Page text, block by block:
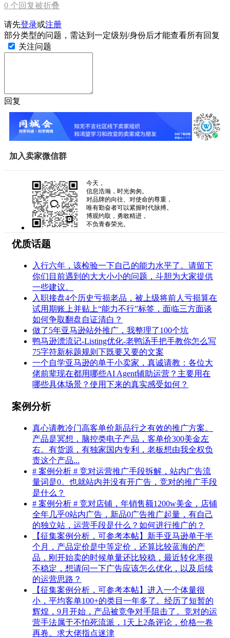
0 个回复被折叠
请先登录或注册
部分类型的问题，需达到一定级别/身份后才能查看所有回复
关注问题
回复
加入卖家微信群
今天，
信息浩瀚，时光匆匆。
对品牌的向往、对使命的尊重，
唯有勤奋者可以紧握时代脉搏。
博观约取，勇敢精进，
不负青春荣光。
优质话题
入行六年，该检验一下自己的能力水平了。请留下
你们目前遇到的大大小小的问题，斗胆为大家提供
一些建议。
入职接盘4个历史亏损老品，被上级将前人亏损算在
试用期账上并贴上“能力不行”标签，面临三方面谈
如何争取翻盘自证清白？
做了5年亚马逊站外推广，我整理了100个坑
鸭马逊漂流记-Listing优化-老鸭汤手把手教你怎么写
75字符新标题规则下既要又要的文案
一个自学亚马逊的单干小卖家，真诚请教：各位大
佬前辈现在都用哪些AI Agent辅助运营？主要用在
哪些具体场景？使用下来的真实感受如何？
案例分析
真心请教冷门高客单价新品行之有效的推广方案。
产品是冥想，脑控类电子产品，客单价300美金左
右。有货源，有独家国内专利，老板想由我全权负
责这个产品...
# 案例分析 # 竞对运营推广手段拆解，站内广告流
量词是0。也就站内并没有开广告，竞对的推广手段
是什么？
# 案例分析 # 竞对店铺，年销售额1200w美金，店铺
全年几乎0站内广告，新品0广告推广起量，有自己
的独立站，运营手段是什么？如何进行推广的？
【征集案例分析，可参考本帖】新手亚马逊单干半
个月，产品定价是中等定价，还算比较蓝海的产
品，刚开始卖的时候单量还比较稳，最近转化率很
不稳定，想请问一下广告应该怎么优化，以及后续
的运营思路？
【征集案例分析，可参考本帖】进入一个体量很
小，平均客单100+的类目一年多了。经历了短暂的
辉煌，9月开始，产品被竞争对手阻击了。竞对的运
营手法属于不怕死流派，1天上2条评论，价格一卷
再卷。求大佬指点迷津